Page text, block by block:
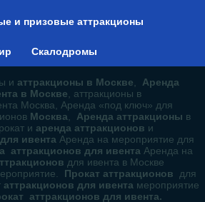
и призовые аттракционы
Скалодромы
и аттракционы в Москве
Аренда
в Москве , аттракционы в
Москва, Аренда «под ключ» для
Москва Аренда аттракционы в
и аренда аттракционов и
для ивента Аренда на мероприятие для
аттракционов для ивента Аренда на
для ивента в Москве
Прокат аттракционов для
аттракционов для ивента мероприятие
аттракционов для ивента.